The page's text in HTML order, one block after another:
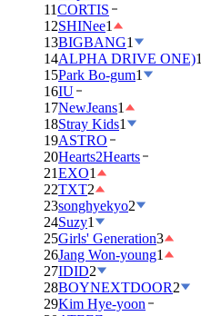
11CORTIS
12SHINee1
13BIGBANG1
14ALPHA DRIVE ONE)1
15Park Bo-gum1
16IU
17NewJeans1
18Stray Kids1
19ASTRO
20Hearts2Hearts
21EXO1
22TXT2
23songhyekyo2
24Suzy1
25Girls' Generation3
26Jang Won-young1
27IDID2
28BOYNEXTDOOR2
29Kim Hye-yoon